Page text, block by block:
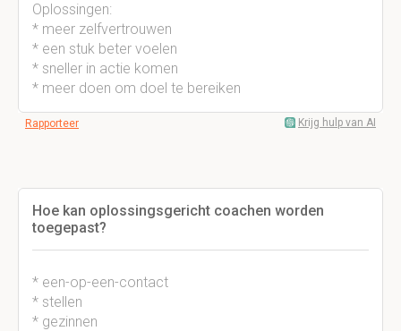
Oplossingen:
* meer zelfvertrouwen
* een stuk beter voelen
* sneller in actie komen
* meer doen om doel te bereiken
Rapporteer Krijg hulp van AI
Hoe kan oplossingsgericht coachen worden
toegepast?
* een-op-een-contact
* stellen
* gezinnen